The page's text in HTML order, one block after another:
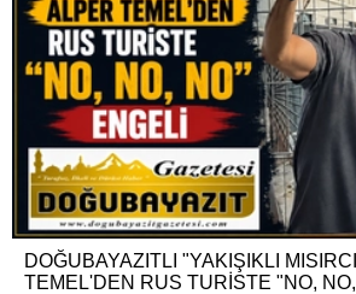
DOĞUBAYAZITLI "YAKIŞIKLI
TEMEL'DEN RUS TURİSTE "NO,